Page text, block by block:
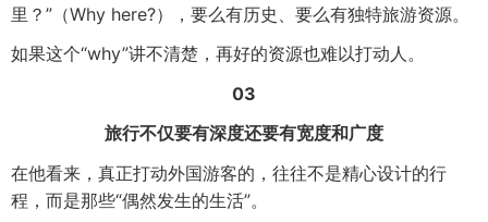
里？”（Why here?），要么有历史、要么有独特旅游资源。
如果这个“why”讲不清楚，再好的资源也难以打动人。
03
旅行不仅要有深度还要有宽度和广度
在他看来，真正打动外国游客的，往往不是精心设计的行
程，而是那些“偶然发生的生活”。